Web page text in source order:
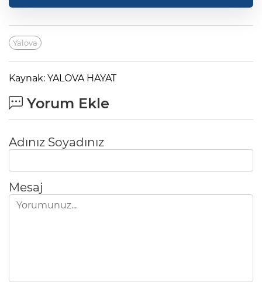
Yalova
Kaynak: YALOVA HAYAT
Yorum Ekle
Adınız Soyadınız
Mesaj